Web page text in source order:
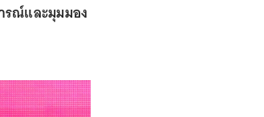
รณ์และมุมมอง